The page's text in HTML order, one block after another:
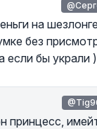
на
без
если бы украли )
принцесс,